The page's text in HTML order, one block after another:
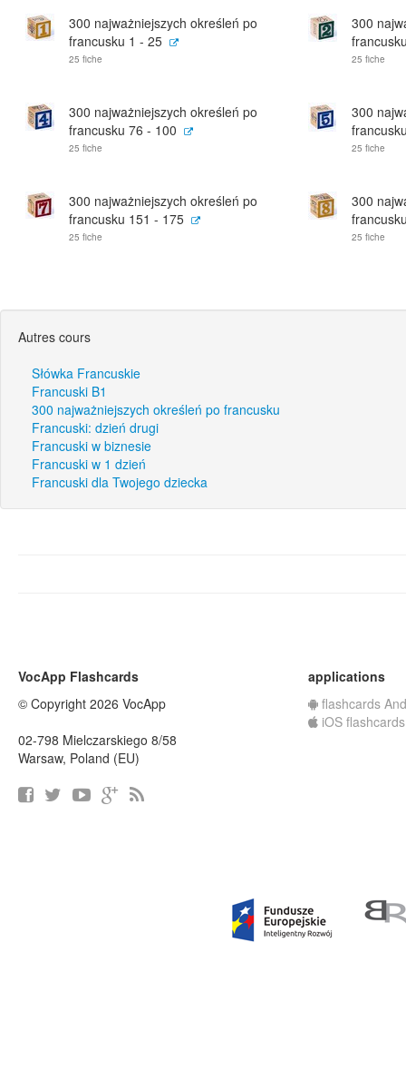
300 najważniejszych określeń po
francusku 1 - 25
25 fiche
300
25 fiche
300 najważniejszych określeń po
francusku 76 - 100
25 fiche
300
25 fiche
300 najważniejszych określeń po
francusku 151 - 175
25 fiche
300
25 fiche
Autres cours
Słówka Francuskie
Francuski B1
300 najważniejszych określeń po francusku
Francuski: dzień drugi
Francuski w biznesie
Francuski w 1 dzień
Francuski dla Twojego dziecka
VocApp Flashcards
© Copyright 2026 VocApp
02-798 Mielczarskiego 8/58
Warsaw, Poland (EU)
applications
flashcards
iOS flashcards